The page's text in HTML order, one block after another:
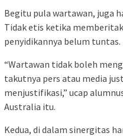
Begitu pula wartawan, juga
Tidak etis ketika
penyidikannya belum tuntas.
“Wartawan tidak boleh
takutnya pers atau media
menjustifikasi,” ucap
Australia itu.
Kedua, di dalam sinergitas